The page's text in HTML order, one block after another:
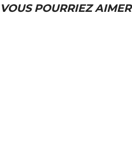
VOUS POURRIEZ AIMER